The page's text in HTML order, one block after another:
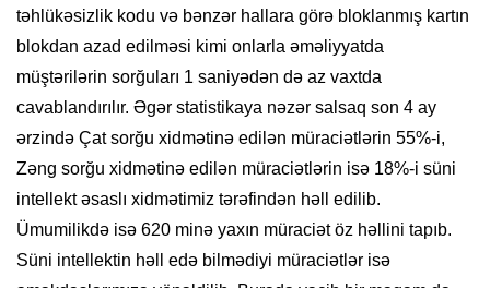
təhlükəsizlik kodu və bənzər hallara görə bloklanmış kartın
blokdan azad edilməsi kimi onlarla əməliyyatda
müştərilərin sorğuları 1 saniyədən də az vaxtda
cavablandırılır. Əgər statistikaya nəzər salsaq son 4 ay
ərzində Çat sorğu xidmətinə edilən müraciətlərin 55%-i,
Zəng sorğu xidmətinə edilən müraciətlərin isə 18%-i süni
intellekt əsaslı xidmətimiz tərəfindən həll edilib.
Ümumilikdə isə 620 minə yaxın müraciət öz həllini tapıb.
Süni intellektin həll edə bilmədiyi müraciətlər isə